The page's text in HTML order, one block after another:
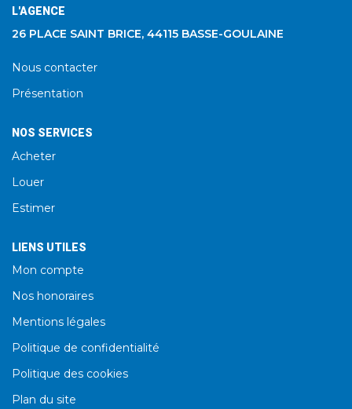
L'AGENCE
26 PLACE SAINT BRICE, 44115 BASSE-GOULAINE
Nous contacter
Présentation
NOS SERVICES
Acheter
Louer
Estimer
LIENS UTILES
Mon compte
Nos honoraires
Mentions légales
Politique de confidentialité
Politique des cookies
Plan du site